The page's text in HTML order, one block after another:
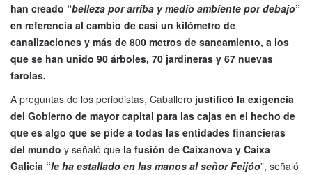
han creado “belleza por arriba y medio ambiente por debajo”
en referencia al cambio de casi un kilómetro de
canalizaciones y más de 800 metros de saneamiento, a los
que se han unido 90 árboles, 70 jardineras y 67 nuevas
farolas.
A preguntas de los periodistas, Caballero justificó la exigencia
del Gobierno de mayor capital para las cajas en el hecho de
que es algo que se pide a todas las entidades financieras
del mundo y señaló que la fusión de Caixanova y Caixa
Galicia “le ha estallado en las manos al señor Feijóo”, señaló